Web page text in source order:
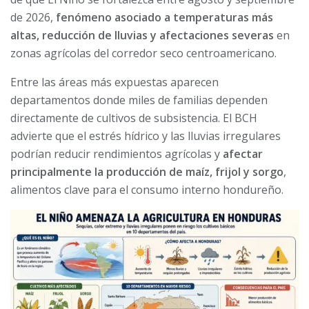
de 2026, fenómeno asociado a temperaturas más
altas, reducción de lluvias y afectaciones severas en
zonas agrícolas del corredor seco centroamericano.
Entre las áreas más expuestas aparecen
departamentos donde miles de familias dependen
directamente de cultivos de subsistencia. El BCH
advierte que el estrés hídrico y las lluvias irregulares
podrían reducir rendimientos agrícolas y afectar
principalmente la producción de maíz, frijol y sorgo,
alimentos clave para el consumo interno hondureño.